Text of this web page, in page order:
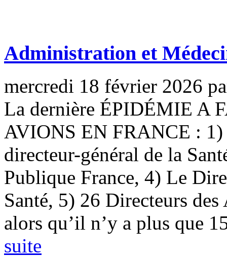
Administration et
mercredi 18 février 2026
La dernière ÉPIDÉMIE A
AVIONS EN FRANCE :
directeur-général de la
Publique France, 4) Le
Santé, 5) 26 Directeurs des
alors qu’il n’y a plus que
suite